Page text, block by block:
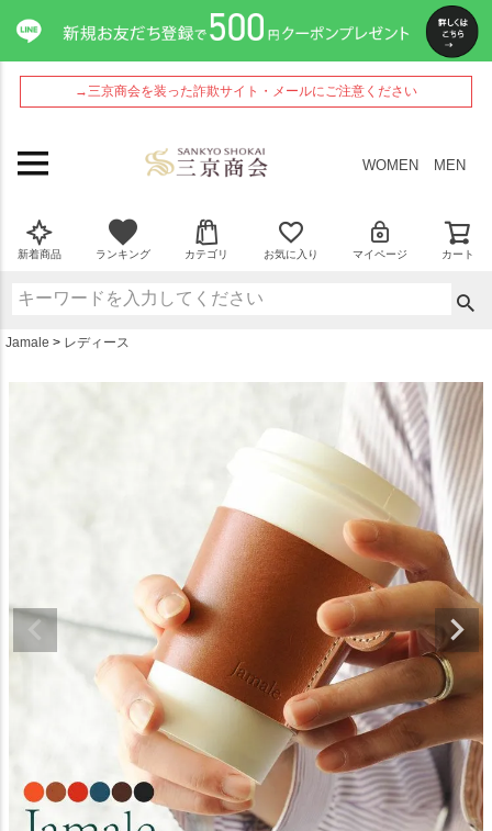
→三京商会を装った詐欺サイト・メールにご注意ください
WOMEN MEN
新着商品 ランキング カテゴリ お気に入り マイページ カート
Jamale レディース
ペー
ジト
ップ
へ